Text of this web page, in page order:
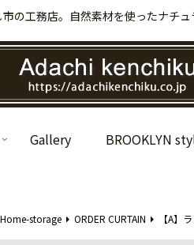
の工務店。自然素材を使ったナチ
Gallery BROOKLYN
Home-storage ORDER CURTAIN 【A】